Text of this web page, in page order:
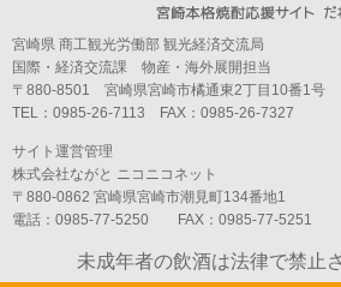
宮崎県 商工観光労働部 観光経済交流局
国際・経済交流課 物産・海外展開担当
〒880-8501 宮崎県宮崎市橘通東2丁目10番1号
TEL：0985-26-7113 FAX：0985-26-7327
サイト運営管理
株式会社ながと ニコニコネット
〒880-0862 宮崎県宮崎市潮見町134番地1
電話：0985-77-5250 FAX：0985-77-5251
未成年者の飲酒は法律で禁止